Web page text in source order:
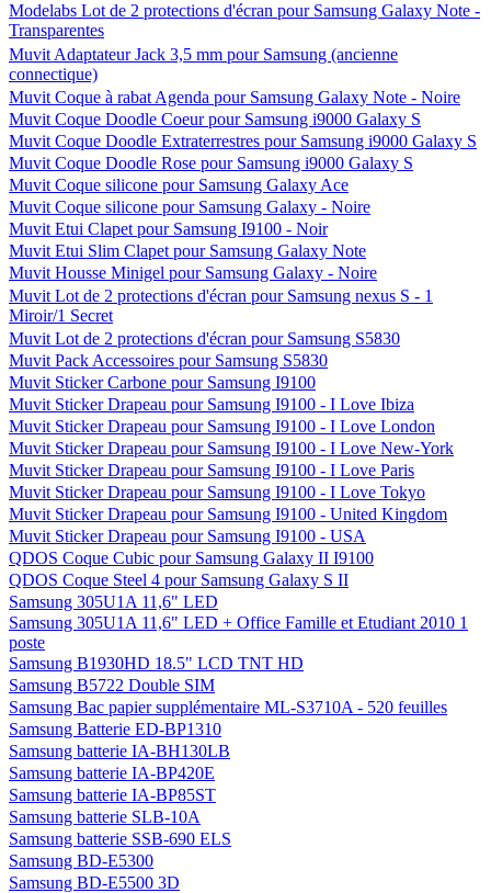
Modelabs Lot de 2 protections d'écran pour Samsung Galaxy Note -
Transparentes
Muvit Adaptateur Jack 3,5 mm pour Samsung (ancienne
connectique)
Muvit Coque à rabat Agenda pour Samsung Galaxy Note - Noire
Muvit Coque Doodle Coeur pour Samsung i9000 Galaxy S
Muvit Coque Doodle Extraterrestres pour Samsung i9000 Galaxy S
Muvit Coque Doodle Rose pour Samsung i9000 Galaxy S
Muvit Coque silicone pour Samsung Galaxy Ace
Muvit Coque silicone pour Samsung Galaxy - Noire
Muvit Etui Clapet pour Samsung I9100 - Noir
Muvit Etui Slim Clapet pour Samsung Galaxy Note
Muvit Housse Minigel pour Samsung Galaxy - Noire
Muvit Lot de 2 protections d'écran pour Samsung nexus S - 1
Miroir/1 Secret
Muvit Lot de 2 protections d'écran pour Samsung S5830
Muvit Pack Accessoires pour Samsung S5830
Muvit Sticker Carbone pour Samsung I9100
Muvit Sticker Drapeau pour Samsung I9100 - I Love Ibiza
Muvit Sticker Drapeau pour Samsung I9100 - I Love London
Muvit Sticker Drapeau pour Samsung I9100 - I Love New-York
Muvit Sticker Drapeau pour Samsung I9100 - I Love Paris
Muvit Sticker Drapeau pour Samsung I9100 - I Love Tokyo
Muvit Sticker Drapeau pour Samsung I9100 - United Kingdom
Muvit Sticker Drapeau pour Samsung I9100 - USA
QDOS Coque Cubic pour Samsung Galaxy II I9100
QDOS Coque Steel 4 pour Samsung Galaxy S II
Samsung 305U1A 11,6" LED
Samsung 305U1A 11,6" LED + Office Famille et Etudiant 2010 1
poste
Samsung B1930HD 18.5" LCD TNT HD
Samsung B5722 Double SIM
Samsung Bac papier supplémentaire ML-S3710A - 520 feuilles
Samsung Batterie ED-BP1310
Samsung batterie IA-BH130LB
Samsung batterie IA-BP420E
Samsung batterie IA-BP85ST
Samsung batterie SLB-10A
Samsung batterie SSB-690 ELS
Samsung BD-E5300
Samsung BD-E5500 3D